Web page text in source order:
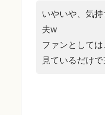
いやいや、気
夫w
ファンとして
見ているだけで